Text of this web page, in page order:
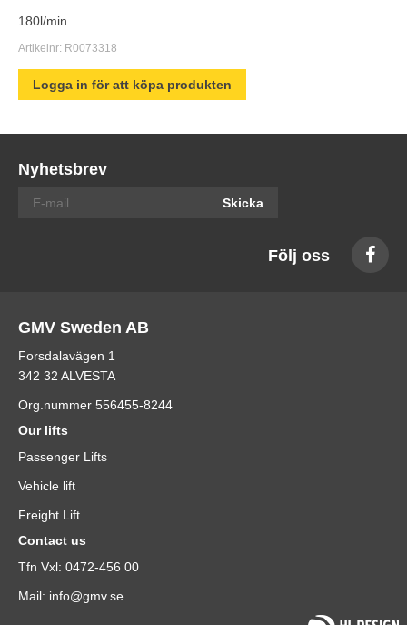
180l/min
Artikelnr: R0073318
Logga in för att köpa produkten
Nyhetsbrev
Skicka
Följ oss
GMV Sweden AB
Forsdalavägen 1
342 32 ALVESTA
Org.nummer 556455-8244
Our lifts
Passenger Lifts
Vehicle lift
Freight Lift
Contact us
Tfn Vxl: 0472-456 00
Mail: info@gmv.se